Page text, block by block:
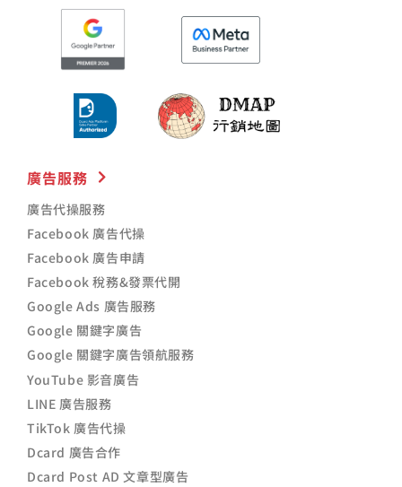
廣告服務
廣告代操服務
Facebook 廣告代操
Facebook 廣告申請
Facebook 稅務&發票代開
Google Ads 廣告服務
Google 關鍵字廣告
Google 關鍵字廣告領航服務
YouTube 影音廣告
LINE 廣告服務
TikTok 廣告代操
Dcard 廣告合作
Dcard Post AD 文章型廣告